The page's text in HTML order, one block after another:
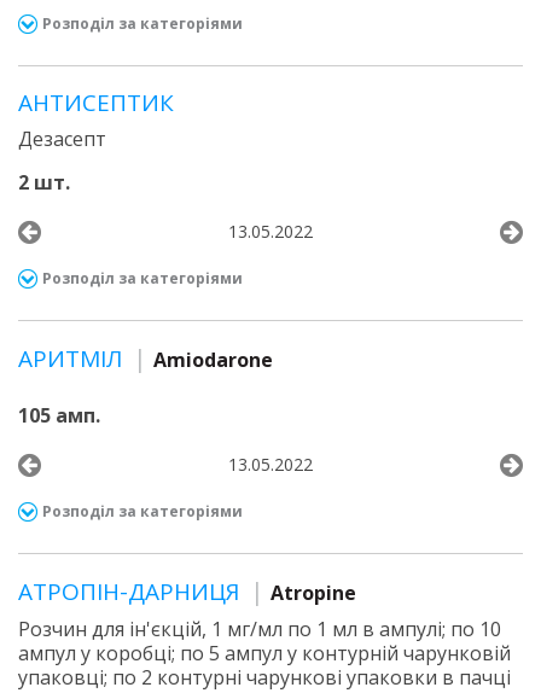
Розподіл за категоріями
АНТИСЕПТИК
Дезасепт
2 шт.
13.05.2022
Розподіл за категоріями
АРИТМІЛ Amiodarone
105 амп.
13.05.2022
Розподіл за категоріями
АТРОПІН-ДАРНИЦЯ
Atropine
Розчин для ін'єкцій, 1 мг/мл по 1 мл в ампулі; по 10
ампул у коробці; по 5 ампул у контурній чарунковій
упаковці; по 2 контурні чарункові упаковки в пачці